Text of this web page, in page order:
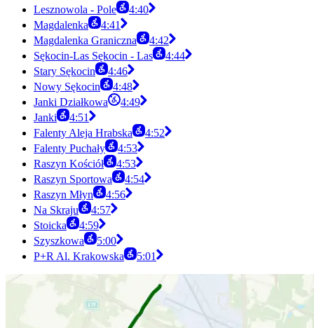
Lesznowola - Pole
4:40
Magdalenka
4:41
Magdalenka Graniczna
4:42
Sękocin-Las Sękocin - Las
4:44
Stary Sękocin
4:46
Nowy Sękocin
4:48
Janki Działkowa
4:49
Janki
4:51
Falenty Aleja Hrabska
4:52
Falenty Puchały
4:53
Raszyn Kościół
4:53
Raszyn Sportowa
4:54
Raszyn Młyn
4:56
Na Skraju
4:57
Stoicka
4:59
Szyszkowa
5:00
P+R Al. Krakowska
5:01